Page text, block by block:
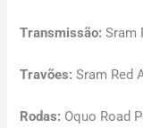
Transmissão: Sram
Travões: Sram Red
Rodas: Oquo Road